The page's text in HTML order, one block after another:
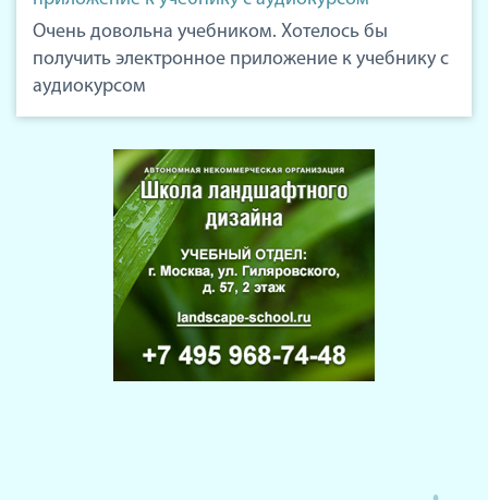
Очень довольна учебником. Хотелось бы
получить электронное приложение к учебнику с
аудиокурсом